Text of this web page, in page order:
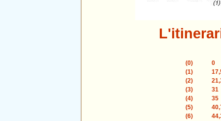
(0)
0
(1)
(2)
(3)
31
(4)
35
(5)
(6)